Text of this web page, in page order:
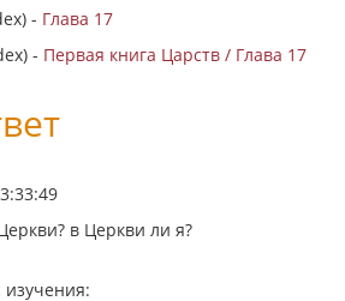
- Глава 17
- Первая книга Царств / Глава 17
в Церкви ли я?
изучения: